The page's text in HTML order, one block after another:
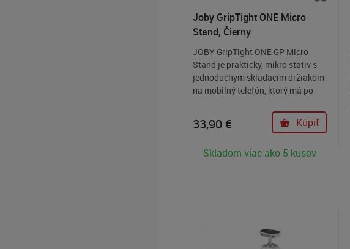
Joby GripTight ONE Micro
Stand, Čierny
JOBY GripTight ONE GP Micro
Stand je praktický, mikro statív s
jednoduchým skladacím držiakom
na mobilný telefón, ktorý má po
rozmery. Micro statív, ktorý vám
pomôže stabilizovať mobil pri
kdekoľvek zo sebou.
33,90 € Kúpiť
Skladom viac ako 5 kusov